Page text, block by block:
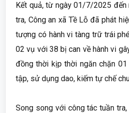
Kết quả, từ ngày 01/7/2025 đến
tra, Công an xã Tề Lỗ đã phát
tượng có hành vi tàng trữ trái
02 vụ với 38 bị can về hành vi
đồng thời kịp thời ngăn chặn
tập, sử dụng dao, kiếm tự chế
Song song với công tác tuần